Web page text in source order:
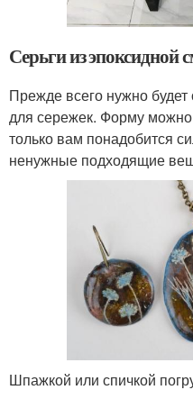
Серьги из эпоксидной
Прежде всего нужно
для сережек. Форму
только вам понадобится
ненужные подходящие
Шпажкой или спичкой